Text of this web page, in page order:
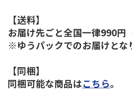
【送料】
お届け先ごと全国一律990円
※ゆうパックでのお届けとな
【同梱】
同梱可能な商品はこちら。